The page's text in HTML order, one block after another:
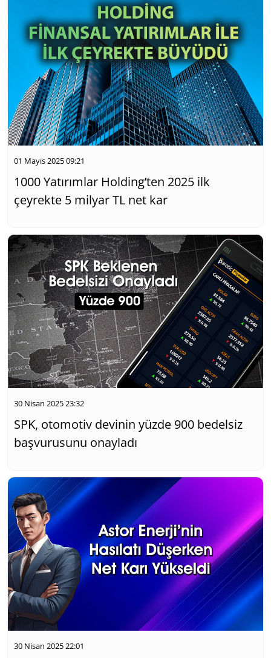
01 Mayıs 2025 09:21
1000 Yatırımlar Holding’ten 2025 ilk
çeyrekte 5 milyar TL net kar
30 Nisan 2025 23:32
SPK, otomotiv devinin yüzde 900 bedelsiz
başvurusunu onayladı
30 Nisan 2025 22:01